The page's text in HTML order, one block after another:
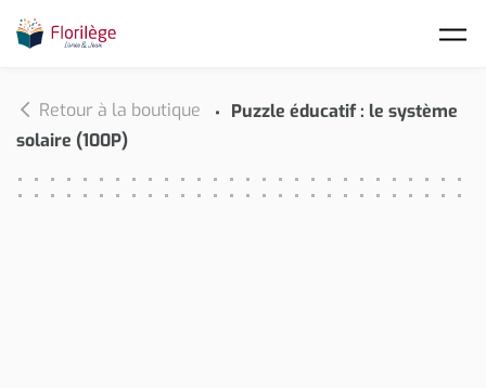
Retour à la boutique
Puzzle éducatif : le système
solaire (100P)